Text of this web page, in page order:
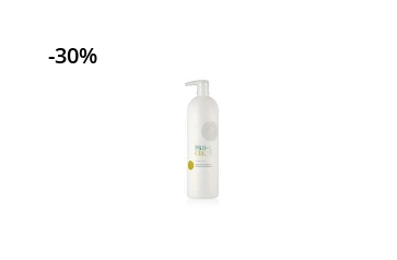
-30%